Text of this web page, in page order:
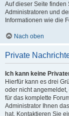
Auf dieser Seite finden
Administratoren und
Informationen wie die
Nach oben
Private
Ich kann keine
Hierfür kann es drei
oder nicht
für das komplette
Administrator Ihnen
hat. Kontaktieren Sie